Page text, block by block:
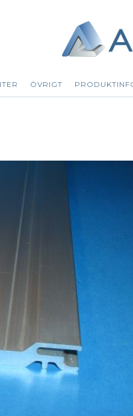
ÖVRIGT